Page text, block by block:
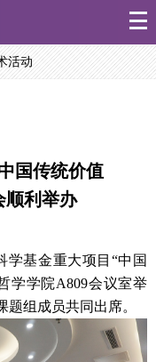
活动
国传统价值
顺利举办
学基金重大项目“中国
学学院A809会议室举
组成员共同出席。